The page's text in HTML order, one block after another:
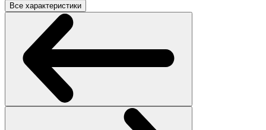
Все характеристики